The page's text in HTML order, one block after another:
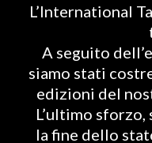
L’International
A seguito
siamo stati
edizioni del
L’ultimo
la fine dello